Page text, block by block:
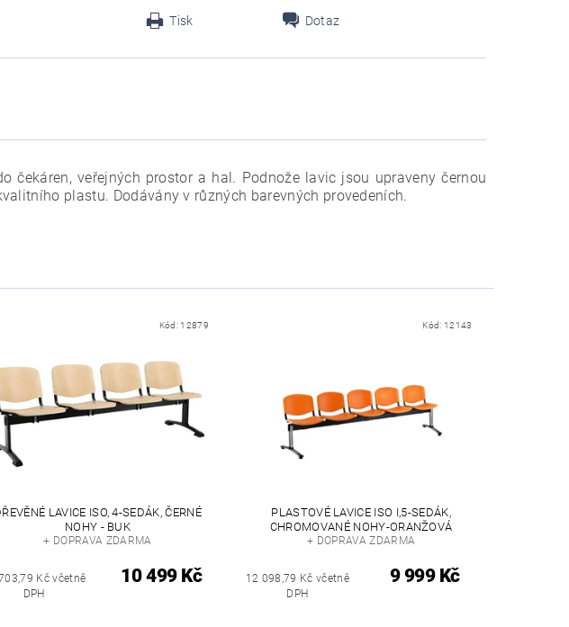
Tisk Dotaz
čekáren, veřejných prostor a hal. Podnože lavic jsou upraveny černou
plastu. Dodávány v různých barevných provedeních.
Kód: 12879
LAVICE ISO, 4-SEDÁK, ČERNÉ
NOHY - BUK
+ DOPRAVA ZDARMA
Kč včetně
DPH
10 499 Kč
Kód: 12143
PLASTOVÉ LAVICE ISO I,5-SEDÁK,
CHROMOVANÉ NOHY-ORANŽOVÁ
+ DOPRAVA ZDARMA
12 098,79 Kč včetně
DPH
9 999 Kč